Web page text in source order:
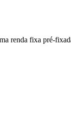
renda fixa pré-